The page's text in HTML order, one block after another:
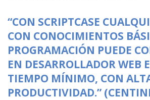
“CON SCRIPTCASE
CON CONOCIMIENTOS
PROGRAMACIÓN PUEDE
EN DESARROLLADOR WEB
TIEMPO MÍNIMO, CON
PRODUCTIVIDAD.”